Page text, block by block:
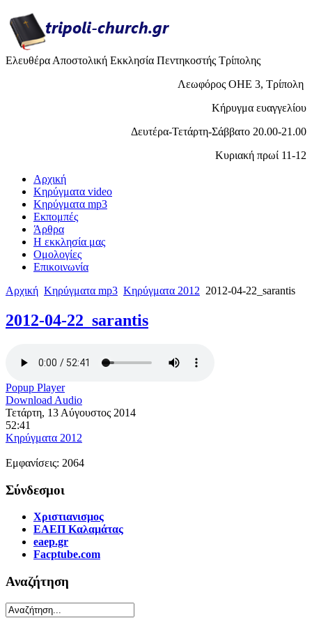
Ελευθέρα Αποστολική Εκκλησία Πεντηκοστής Τρίπολης
Λεωφόρος ΟΗΕ 3, Τρίπολη
Κήρυγμα ευαγγελίου
Δευτέρα-Τετάρτη-Σάββατο 20.00-21.00
Κυριακή πρωί 11-12
Αρχική
Κηρύγματα video
Κηρύγματα mp3
Εκπομπές
Άρθρα
H εκκλησία μας
Ομολογίες
Επικοινωνία
Αρχική Κηρύγματα mp3 Κηρύγματα 2012 2012-04-22_sarantis
2012-04-22_sarantis
Popup Player
Download Audio
Τετάρτη, 13 Αύγουστος 2014
52:41
Κηρύγματα 2012
Εμφανίσεις: 2064
Σύνδεσμοι
Χριστιανισμος
ΕΑΕΠ Καλαμάτας
eaep.gr
Facptube.com
Αναζήτηση